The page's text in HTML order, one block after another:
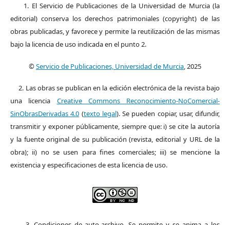
1. El Servicio de Publicaciones de la Universidad de Murcia (la
editorial) conserva los derechos patrimoniales (copyright) de las
obras publicadas, y favorece y permite la reutilización de las mismas
bajo la licencia de uso indicada en el punto 2.
©Servicio de Publicaciones, Universidad de Murcia, 2025
2. Las obras se publican en la edición electrónica de la revista bajo
una licencia Creative Commons Reconocimiento-NoComercial-
SinObrasDerivadas 4.0 (texto legal). Se pueden copiar, usar, difundir,
transmitir y exponer públicamente, siempre que: i) se cite la autoría
y la fuente original de su publicación (revista, editorial y URL de la
obra); ii) no se usen para fines comerciales; iii) se mencione la
existencia y especificaciones de esta licencia de uso.